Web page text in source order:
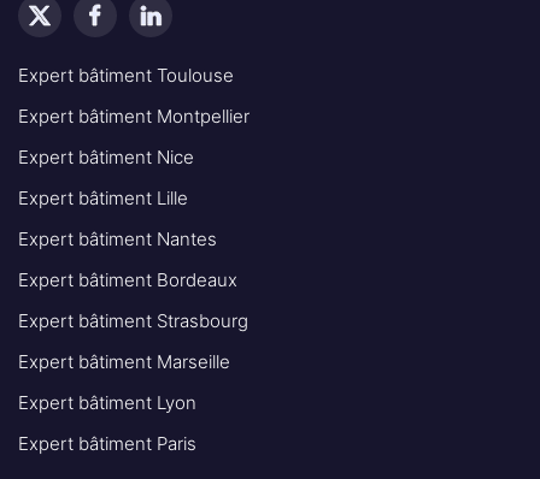
Expert bâtiment Toulouse
Expert bâtiment Montpellier
Expert bâtiment Nice
Expert bâtiment Lille
Expert bâtiment Nantes
Expert bâtiment Bordeaux
Expert bâtiment Strasbourg
Expert bâtiment Marseille
Expert bâtiment Lyon
Expert bâtiment Paris